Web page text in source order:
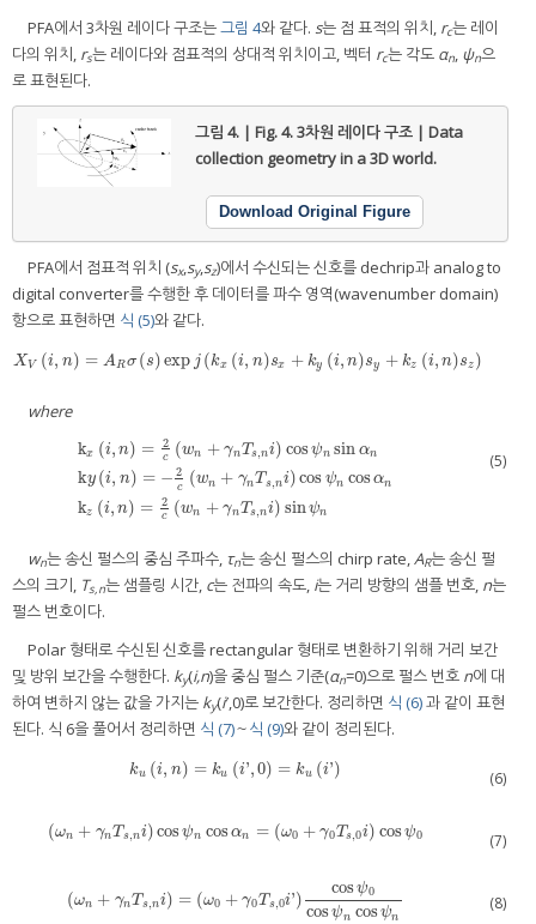
PFA에서 3차원 레이다 구조는그림 4와 같다. s는 점 표적의 위치, rc는 레이
다의 위치, rs는 레이다와 점표적의 상대적 위치이고, 벡터 rc는 각도 αn, ψn으
로 표현된다.
그림 4. | Fig. 4.3차원 레이다 구조 | Data
collection geometry in a 3D world.
Download Original Figure
PFA에서 점표적 위치 (sx,sy,sz)에서 수신되는 신호를 dechrip과 analog to
digital converter를 수행한 후 데이터를 파수 영역(wavenumber domain)
항으로 표현하면 식 (5)와 같다.
X V (i, n) = ARσ (s) exp j (kx (i, n)sx + ky (i, n)sy + kz (i, n)sz )
XVi,n=ARσs expjk xi,nsx+ky i,nsy +kzi,nsz
where
kx (i, n) = 2
c (wn + γnTs,ni) cosψn sin αn
ky (i, n) = − 2
c (wn + γnT s,ni)cos ψn cosαn
kz (i, n) = 2
c (wn + γnTs,ni) sinψn
kxi,n=2cw n+ γnTs ,nicosψnsinαnkyi,n=−2cwn+γn
(5)
wn는 송신 펄스의 중심 주파수, τn는 송신 펄스의 chirp rate,AR는 송신 펄
스의 크기, Ts,n는 샘플링 시간, c는 전파의 속도, i는 거리 방향의 샘플 번호, n는
펄스 번호이다.
Polar 형태로 수신된 신호를 rectangular 형태로 변환하기 위해 거리 보간
및 방위 보간을 수행한다. ky(i,n)을 중심 펄스 기준(αn=0)으로 펄스 번호 n에 대
하여 변하지 않는 값을 가지는 ky(i′,0)로 보간한다. 정리하면 식 (6)과 같이 표현
된다. 식 6을 풀어서 정리하면 식 (7)～식 (9)와 같이 정리된다.
ku (i, n) = ku (i',0) = ku (i')
k ui,n=k ui',0=k ui' (6)
(ωn + γnTs,ni)cosψn cosαn = (ω0 + γ0Ts,0i) cosψ0
ωn+γnTs,nicosψ ncosαn =ω 0+γ0Ts,0icosψ0 (7)
(ωn + γnT s,ni) = (ω0 + γ0T s,0i')
cosψ0
cosψn cosψn
ωn+γnTs,ni=ω0+γ0T s,0i'cosψ0cosψncosψn (8)